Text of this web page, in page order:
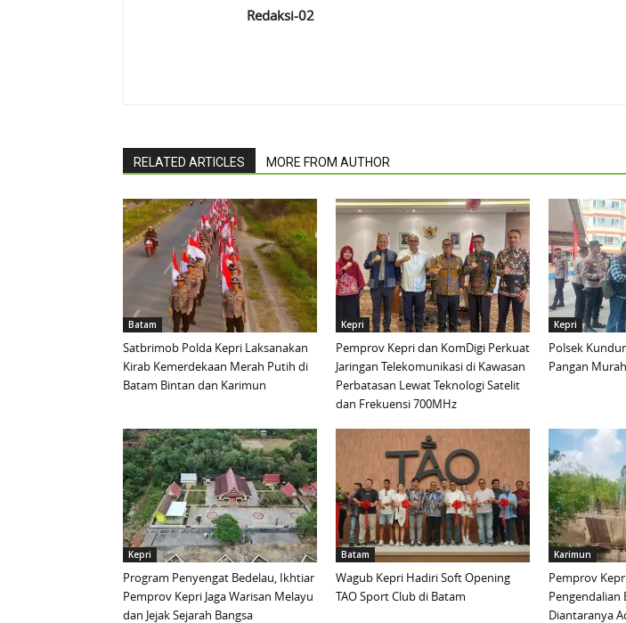
Redaksi-02
RELATED ARTICLES MORE FROM AUTHOR
Batam
Satbrimob Polda Kepri Laksanakan
Kirab Kemerdekaan Merah Putih di
Batam Bintan dan Karimun
Kepri
Pemprov Kepri dan KomDigi Perkuat
Jaringan Telekomunikasi di Kawasan
Perbatasan Lewat Teknologi Satelit
dan Frekuensi 700MHz
Kepri
Polsek
Pangan
Kepri
Program Penyengat Bedelau, Ikhtiar
Pemprov Kepri Jaga Warisan Melayu
dan Jejak Sejarah Bangsa
Batam
Wagub Kepri Hadiri Soft Opening
TAO Sport Club di Batam
Karimun
Pemprov
Pengendalian
Diantaranya